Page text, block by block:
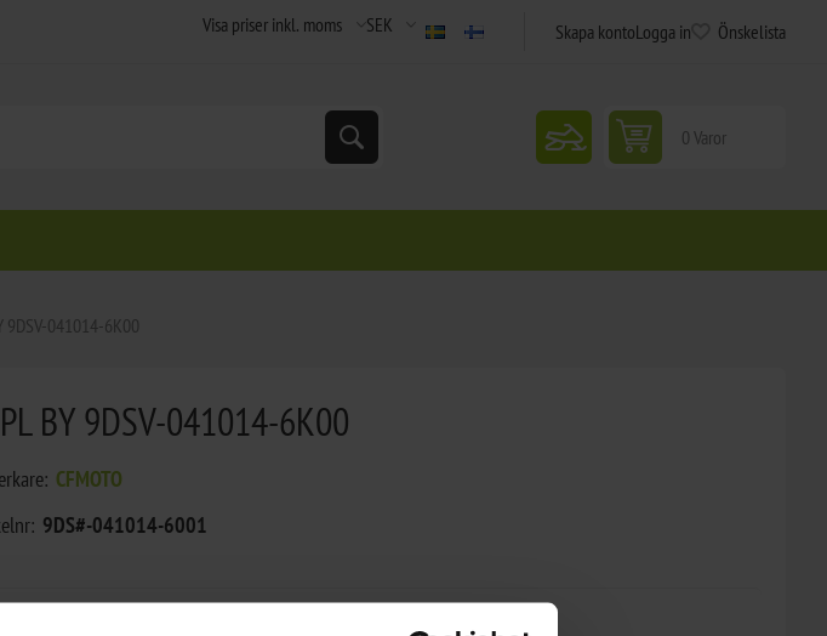
Skapa kontoLogga in Önskelista
snowmobile 0 Varor
9DSV-041014-6K00
BY 9DSV-041014-6K00
CFMOTO
9DS#-041014-6001